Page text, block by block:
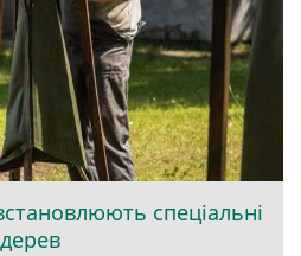
спеціальні